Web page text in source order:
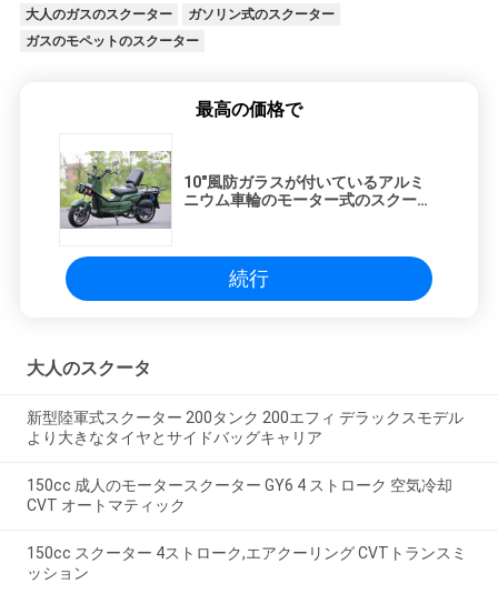
大人のガスのスクーター
ガソリン式のスクーター
ガスのモペットのスクーター
最高の価格で
10"風防ガラスが付いているアルミ
ニウム車輪のモーター式のスクータ
続行
大人のスクータ
新型陸軍式スクーター 200タンク 200エフィ デラックスモデル
より大きなタイヤとサイドバッグキャリア
150cc 成人のモータースクーター GY6 4 ストローク 空気冷却
CVT オートマティック
150cc スクーター 4ストローク,エアクーリング CVTトランスミ
ッション